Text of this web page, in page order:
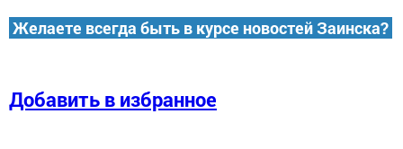
Желаете всегда быть в курсе новостей Заинска?
Добавить в избранное